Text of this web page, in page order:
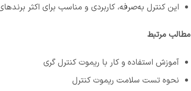
این کنترل به‌صرفه، کاربردی و مناسب برای اکثر
مطالب مرتبط
آموزش استفاده و کار با ریموت کنترل گری
نحوه تست سلامت ریموت کنترل